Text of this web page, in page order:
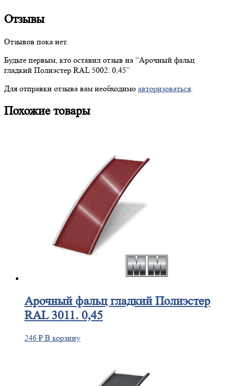
Отзывы
Отзывов пока нет.
Будьте первым, кто оставил отзыв на “Арочный фальц
гладкий Полиэстер RAL 5002. 0,45”
Для отправки отзыва вам необходимо авторизоваться.
Похожие товары
Арочныйфальц гладкий Полиэстер
RAL 3011. 0,45
246 ₽ В корзину